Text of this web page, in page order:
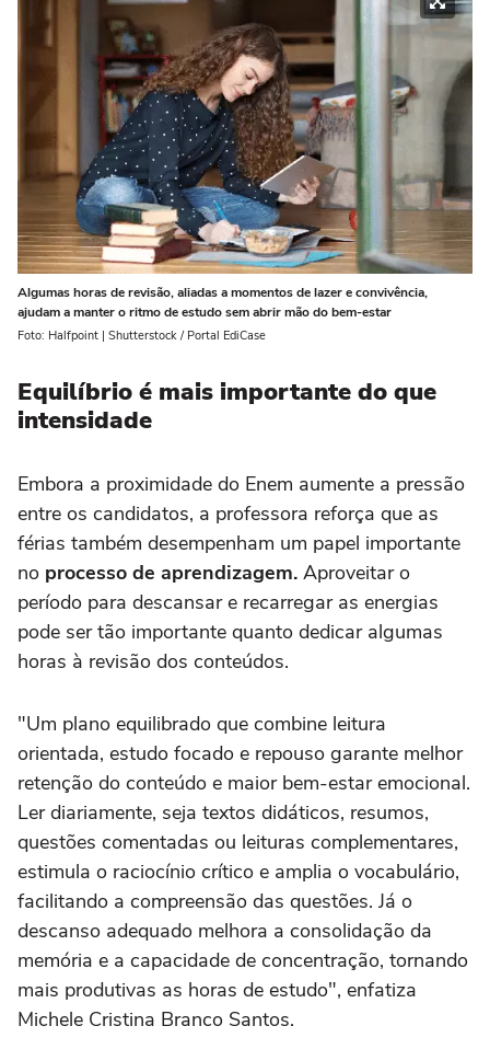
Algumas horas de revisão, aliadas a momentos de lazer e convivência,
ajudam a manter o ritmo de estudo sem abrir mão do bem-estar
Foto: Halfpoint | Shutterstock / Portal EdiCase
Equilíbrio é mais importante do que
intensidade
Embora a proximidade do Enem aumente a pressão
entre os candidatos, a professora reforça que as
férias também desempenham um papel importante
no processo de aprendizagem. Aproveitar o
período para descansar e recarregar as energias
pode ser tão importante quanto dedicar algumas
horas à revisão dos conteúdos.
"Um plano equilibrado que combine leitura
orientada, estudo focado e repouso garante melhor
retenção do conteúdo e maior bem-estar emocional.
Ler diariamente, seja textos didáticos, resumos,
questões comentadas ou leituras complementares,
estimula o raciocínio crítico e amplia o vocabulário,
facilitando a compreensão das questões. Já o
descanso adequado melhora a consolidação da
memória e a capacidade de concentração, tornando
mais produtivas as horas de estudo", enfatiza
Michele Cristina Branco Santos.